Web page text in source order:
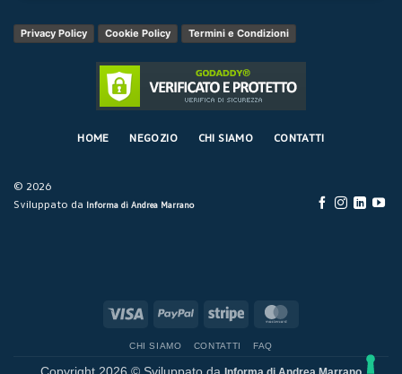
Privacy Policy Cookie Policy Termini e Condizioni
© 2026
Sviluppato da Informa di Andrea Marrano
HOME NEGOZIO CHI SIAMO CONTATTI
Visa PayPal Stripe
CHI SIAMO CONTATTI FAQ